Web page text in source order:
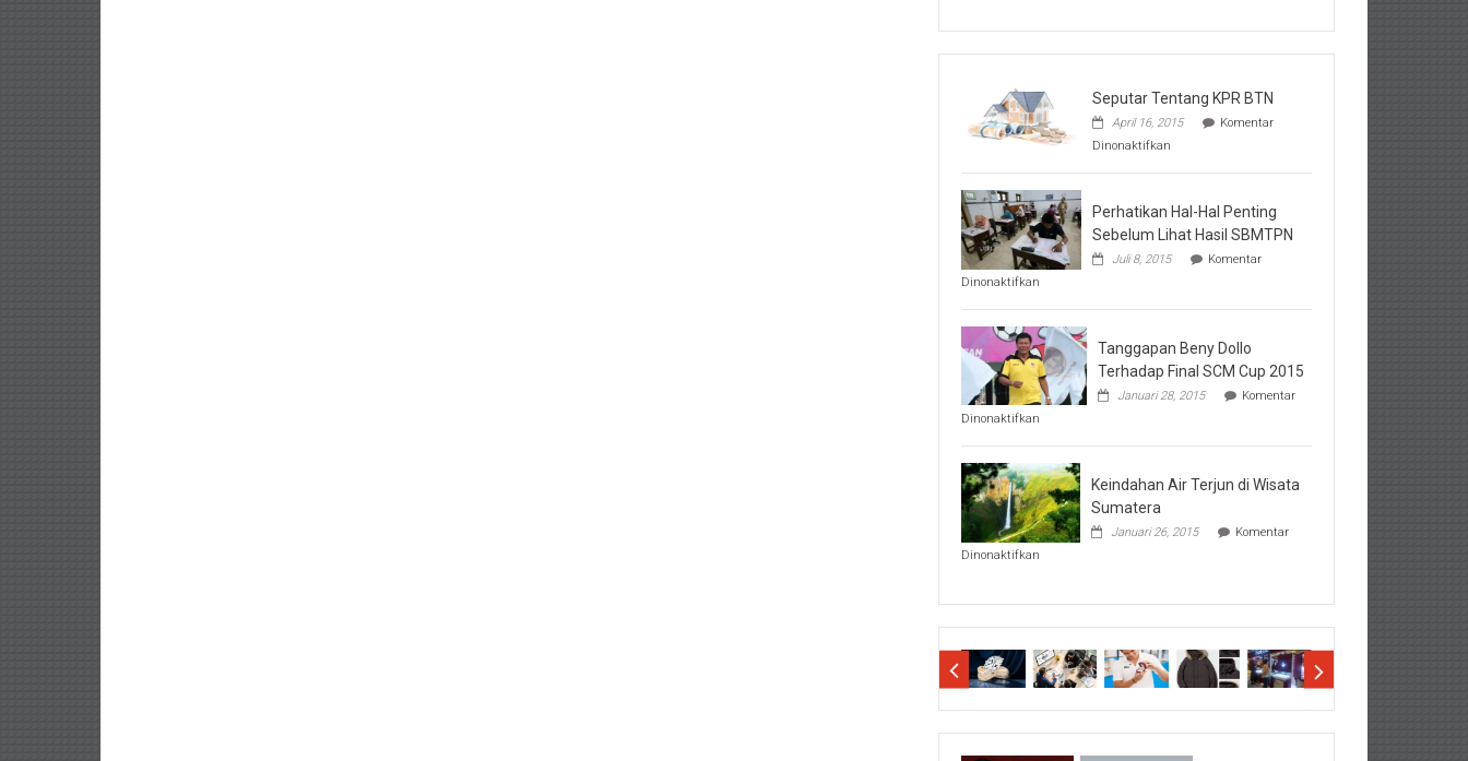
Seputar Tentang KPR BTN
April 16, 2015
Komentar
Dinonaktifkan
Tentang
BTN
Perhatikan Hal-Hal Penting
Sebelum Lihat Hasil SBMTPN
Juli 8, 2015
Komentar
Dinonaktifkan
Hal-
Hal
Penting
Sebelum
Lihat
Hasil
Tanggapan Beny Dollo
Terhadap Final SCM Cup 2015
Januari 28, 2015
Komentar
Dinonaktifkan
Beny
Dollo
Terhadap
Final
SCM
Cup
Keindahan Air Terjun di Wisata
Sumatera
Januari 26, 2015
Komentar
Dinonaktifkan
Terjun
Sumatera